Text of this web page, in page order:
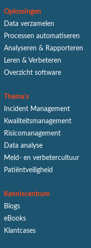
Oplossingen
Data verzamelen
Processen automatiseren
Analyseren & Rapporteren
Leren & Verbeteren
Overzicht software
Thema's
Incident Management
Kwaliteitsmanagement
Risicomanagement
Data analyse
Meld- en verbetercultuur
Patiëntveiligheid
Kenniscentrum
Blogs
eBooks
Klantcases